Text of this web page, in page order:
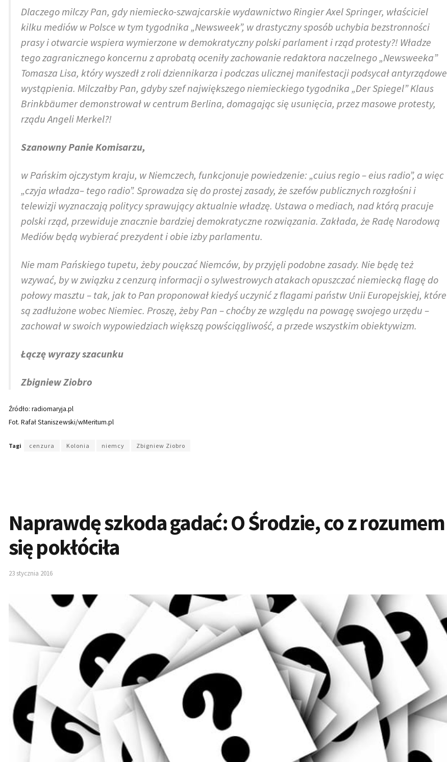
Dlaczego milczy Pan, gdy niemiecko-szwajcarskie wydawnictwo Ringier Axel Springer, właściciel
kilku mediów w Polsce w tym tygodnika „Newsweek”, w drastyczny sposób uchybia bezstronności
prasy i otwarcie wspiera wymierzone w demokratyczny polski parlament i rząd protesty?! Władze
tego zagranicznego koncernu z aprobatą oceniły zachowanie redaktora naczelnego „Newsweeka”
Tomasza Lisa, który wyszedł z roli dziennikarza i podczas ulicznej manifestacji podsycał antyrządowe
wystąpienia. Milczałby Pan, gdyby szef największego niemieckiego tygodnika „Der Spiegel” Klaus
Brinkbäumer demonstrował w centrum Berlina, domagając się usunięcia, przez masowe protesty,
rządu Angeli Merkel?!
Szanowny Panie Komisarzu,
w Pańskim ojczystym kraju, w Niemczech, funkcjonuje powiedzenie: „cuius regio – eius radio”, a więc
„czyja władza– tego radio”. Sprowadza się do prostej zasady, że szefów publicznych rozgłośni i
telewizji wyznaczają politycy sprawujący aktualnie władzę. Ustawa o mediach, nad którą pracuje
polski rząd, przewiduje znacznie bardziej demokratyczne rozwiązania. Zakłada, że Radę Narodową
Mediów będą wybierać prezydent i obie izby parlamentu.
Nie mam Pańskiego tupetu, żeby pouczać Niemców, by przyjęli podobne zasady. Nie będę też
wzywać, by w związku z cenzurą informacji o sylwestrowych atakach opuszczać niemiecką flagę do
połowy masztu – tak, jak to Pan proponował kiedyś uczynić z flagami państw Unii Europejskiej, które
są zadłużone wobec Niemiec. Proszę, żeby Pan – choćby ze względu na powagę swojego urzędu –
zachował w swoich wypowiedziach większą powściągliwość, a przede wszystkim obiektywizm.
Łączę wyrazy szacunku
Zbigniew Ziobro
Źródło: radiomaryja.pl
Fot. Rafał Staniszewski/wMeritum.pl
Tagi cenzura Kolonia niemcy Zbigniew Ziobro
Naprawdę szkoda gadać: O Środzie, co z rozumem
się pokłóciła
23 stycznia 2016